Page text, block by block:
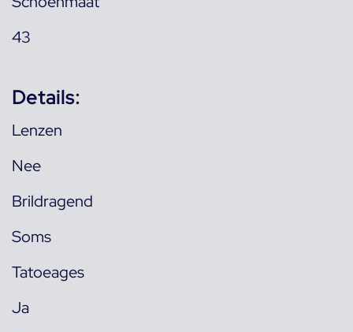
43
Details:
Lenzen
Nee
Brildragend
Soms
Tatoeages
Ja